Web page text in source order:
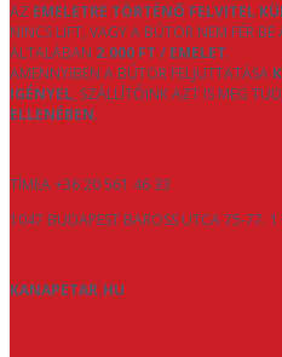
AZ EMELETRE TÖRTÉNŐ FELVITEL
NINCS LIFT, VAGY A BÚTOR NEM FÉR BE
ÁLTALÁBAN 2.000 FT / EMELET.
AMENNYIBEN A BÚTOR FELJUTTATÁSA
IGÉNYEL, SZÁLLÍTÓINK AZT IS MEG
ELLENÉBEN.
TÍMEA +36 20 561 46 33
1047 BUDAPEST BAROSS UTCA 75-77. 1
KANAPETAR.HU